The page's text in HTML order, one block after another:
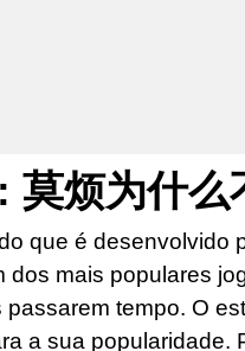
莫烦为什么
que é desenvolvido
mais populares
tempo. O
a sua popularidade.